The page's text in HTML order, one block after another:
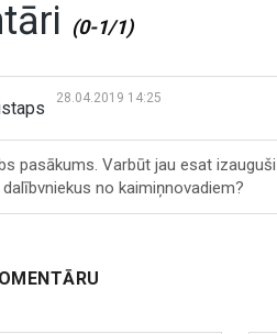
(0-1/1)
28.04.2019 14:25
pasākums. Varbūt jau esat
no kaimiņnovadiem?